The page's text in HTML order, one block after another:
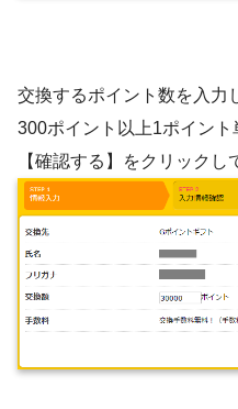
交換するポイント数を入力
300ポイント以上1ポイント
【確認する】をクリックし